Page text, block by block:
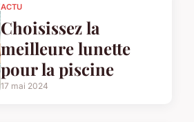
ACTU
Choisissez la
meilleure lunette
pour la piscine
17 mai 2024